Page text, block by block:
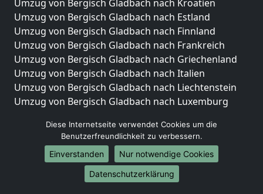
Umzug von Bergisch Gladbach nach Kroatien
Umzug von Bergisch Gladbach nach Estland
Umzug von Bergisch Gladbach nach Finnland
Umzug von Bergisch Gladbach nach Frankreich
Umzug von Bergisch Gladbach nach Griechenland
Umzug von Bergisch Gladbach nach Italien
Umzug von Bergisch Gladbach nach Liechtenstein
Umzug von Bergisch Gladbach nach Luxemburg
Umzug von Bergisch Gladbach nach Norwegen
Umzüge-Deutschlandweit
Umzug von Bergisch Gladbach nach Berlin
Umzug von Bergisch Gladbach nach Hamburg
Diese Internetseite verwendet Cookies um die
Benutzerfreundlichkeit zu verbessern.
Einverstanden
Nur notwendige Cookies
Datenschutzerklärung